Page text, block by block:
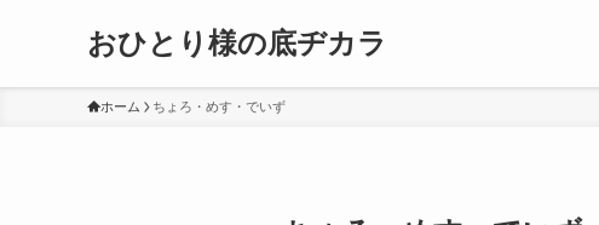
おひとり様の底ヂカラ
ホーム ちょろ・めす・でいず